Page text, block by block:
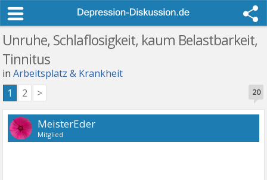
Unruhe, Schlaflosigkeit, kaum Belastbarkeit,
Tinnitus
inArbeitsplatz & Krankheit
20
1 2 >
MeisterEder
Mitglied